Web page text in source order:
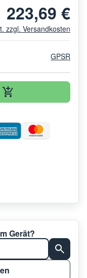
223,69 €
zzgl. Versandkosten
GPSR
Gerät?